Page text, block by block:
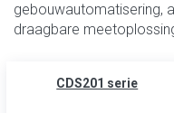
gebouwautomatisering,
draagbare
CDS201 serie